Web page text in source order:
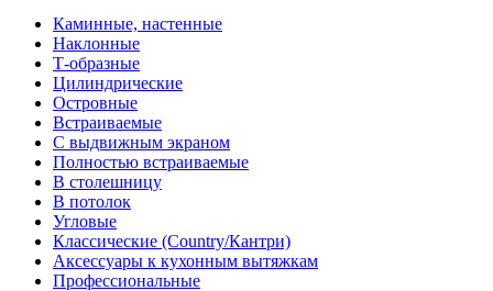
Каминные, настенные
Наклонные
Т-образные
Цилиндрические
Островные
Встраиваемые
С выдвижным экраном
Полностью встраиваемые
В столешницу
В потолок
Угловые
Классические (Country/Кантри)
Аксессуары к кухонным вытяжкам
Профессиональные